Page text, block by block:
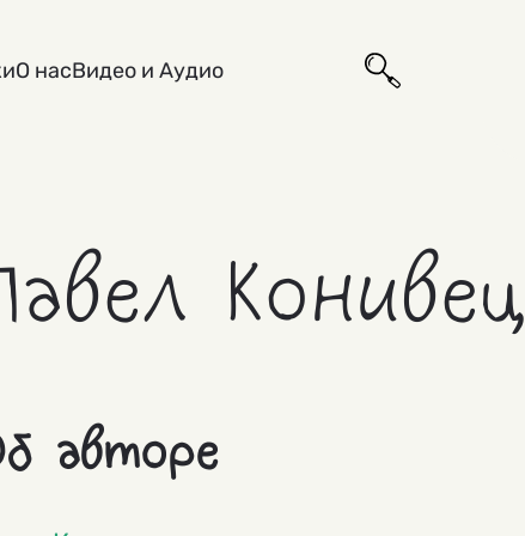
О насВидео и Аудио
Конивец
авторе